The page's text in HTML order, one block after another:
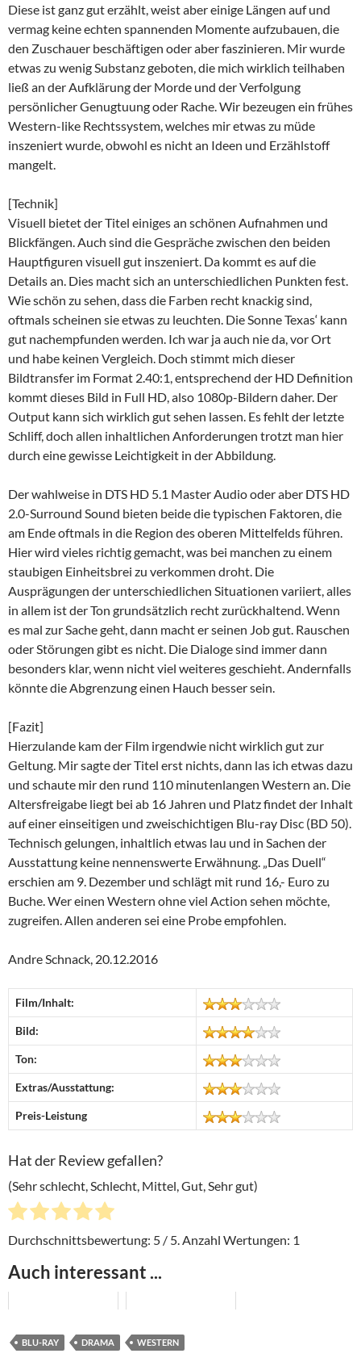
Diese ist ganz gut erzählt, weist aber einige Längen auf und
vermag keine echten spannenden Momente aufzubauen, die
den Zuschauer beschäftigen oder aber faszinieren. Mir wurde
etwas zu wenig Substanz geboten, die mich wirklich teilhaben
ließ an der Aufklärung der Morde und der Verfolgung
persönlicher Genugtuung oder Rache. Wir bezeugen ein frühes
Western-like Rechtssystem, welches mir etwas zu müde
inszeniert wurde, obwohl es nicht an Ideen und Erzählstoff
mangelt.
[Technik]
Visuell bietet der Titel einiges an schönen Aufnahmen und
Blickfängen. Auch sind die Gespräche zwischen den beiden
Hauptfiguren visuell gut inszeniert. Da kommt es auf die
Details an. Dies macht sich an unterschiedlichen Punkten fest.
Wie schön zu sehen, dass die Farben recht knackig sind,
oftmals scheinen sie etwas zu leuchten. Die Sonne Texas‘ kann
gut nachempfunden werden. Ich war ja auch nie da, vor Ort
und habe keinen Vergleich. Doch stimmt mich dieser
Bildtransfer im Format 2.40:1, entsprechend der HD Definition
kommt dieses Bild in Full HD, also 1080p-Bildern daher. Der
Output kann sich wirklich gut sehen lassen. Es fehlt der letzte
Schliff, doch allen inhaltlichen Anforderungen trotzt man hier
durch eine gewisse Leichtigkeit in der Abbildung.
Der wahlweise in DTS HD 5.1 Master Audio oder aber DTS HD
2.0-Surround Sound bieten beide die typischen Faktoren, die
am Ende oftmals in die Region des oberen Mittelfelds führen.
Hier wird vieles richtig gemacht, was bei manchen zu einem
staubigen Einheitsbrei zu verkommen droht. Die
Ausprägungen der unterschiedlichen Situationen variiert, alles
in allem ist der Ton grundsätzlich recht zurückhaltend. Wenn
es mal zur Sache geht, dann macht er seinen Job gut. Rauschen
oder Störungen gibt es nicht. Die Dialoge sind immer dann
besonders klar, wenn nicht viel weiteres geschieht. Andernfalls
könnte die Abgrenzung einen Hauch besser sein.
[Fazit]
Hierzulande kam der Film irgendwie nicht wirklich gut zur
Geltung. Mir sagte der Titel erst nichts, dann las ich etwas dazu
und schaute mir den rund 110 minutenlangen Western an. Die
Altersfreigabe liegt bei ab 16 Jahren und Platz findet der Inhalt
auf einer einseitigen und zweischichtigen Blu-ray Disc (BD 50).
Technisch gelungen, inhaltlich etwas lau und in Sachen der
Ausstattung keine nennenswerte Erwähnung. „Das Duell“
erschien am 9. Dezember und schlägt mit rund 16,- Euro zu
Buche. Wer einen Western ohne viel Action sehen möchte,
zugreifen. Allen anderen sei eine Probe empfohlen.
Andre Schnack, 20.12.2016
Film/Inhalt:
Bild:
Ton:
Extras/Ausstattung:
Preis-Leistung
Hat der Review gefallen?
(Sehr schlecht, Schlecht, Mittel, Gut, Sehr gut)
Durchschnittsbewertung: 5 / 5. Anzahl Wertungen: 1
Auch interessant ...
BLU-RAY DRAMA WESTERN